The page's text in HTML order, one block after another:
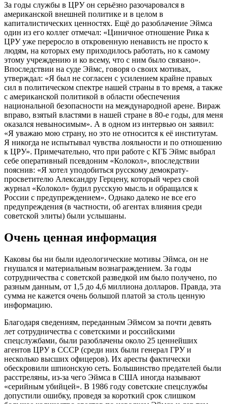
За годы службы в ЦРУ он серьёзно разочаровался в
американской внешней политике и в целом в
капиталистических ценностях. Ещё до разоблачение Эймса
один из его коллег отмечал: «Циничное отношение Рика к
ЦРУ уже переросло в откровенную ненависть не просто к
людям, на которых ему приходилось работать, но к самому
этому учреждению и ко всему, что с ним было связано».
Впоследствии на суде Эймс, говоря о своих мотивах,
утверждал: «Я был не согласен с усилением крайне правых
сил в политическом спектре нашей страны в то время, а также
с американской политикой в области обеспечения
национальной безопасности на международной арене. Вираж
вправо, взятый властями в нашей стране в 80-е годы, для меня
оказался невыносимым». А в одном из интервью он заявил:
«Я уважаю мою страну, но это не относится к её институтам.
Я никогда не испытывал чувства лояльности и по отношению
к ЦРУ». Примечательно, что при работе с КГБ Эймс выбрал
себе оперативный псевдоним «Колокол», впоследствии
пояснив: «Я хотел уподобиться русскому демократу-
просветителю Александру Герцену, который через свой
журнал «Колокол» будил русскую мысль и обращался к
России с предупреждением». Однако далеко не все его
предупреждения (в частности, об агентах влияния среди
советской элиты) были услышаны.
Очень ценная информация
Каковы бы ни были идеологические мотивы Эймса, он не
гнушался и материальным вознаграждением. За годы
сотрудничества с советской разведкой им было получено, по
разным данным, от 1,5 до 4,6 миллиона долларов. Правда, эта
сумма не кажется очень большой платой за столь ценную
информацию.
Благодаря сведениям, переданным Эймсом за почти девять
лет сотрудничества с советскими и российскими
спецслужбами, были разоблачены около 25 ценнейших
агентов ЦРУ в СССР (среди них были генерал ГРУ и
несколько высших офицеров). Их аресты фактически
обескровили шпионскую сеть. Большинство предателей были
расстреляны, из-за чего Эймса в США иногда называют
«серийным убийцей». В 1986 году советские спецслужбы
допустили ошибку, проведя за короткий срок слишком